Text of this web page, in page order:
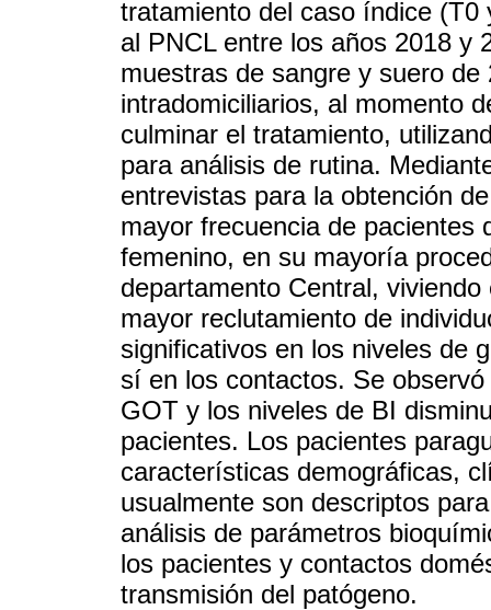
tratamiento del caso índice
al PNCL entre los años 2018 y
muestras de sangre y suero
intradomiciliarios, al momento
culminar el tratamiento,
para análisis de rutina.
entrevistas para la obtención
mayor frecuencia de pacientes
femenino, en su mayoría
departamento Central,
mayor reclutamiento de
significativos en los niveles de
sí en los contactos. Se
GOT y los niveles de BI
pacientes. Los pacientes
características demográficas,
usualmente son descriptos
análisis de parámetros
los pacientes y contactos
transmisión del patógeno.